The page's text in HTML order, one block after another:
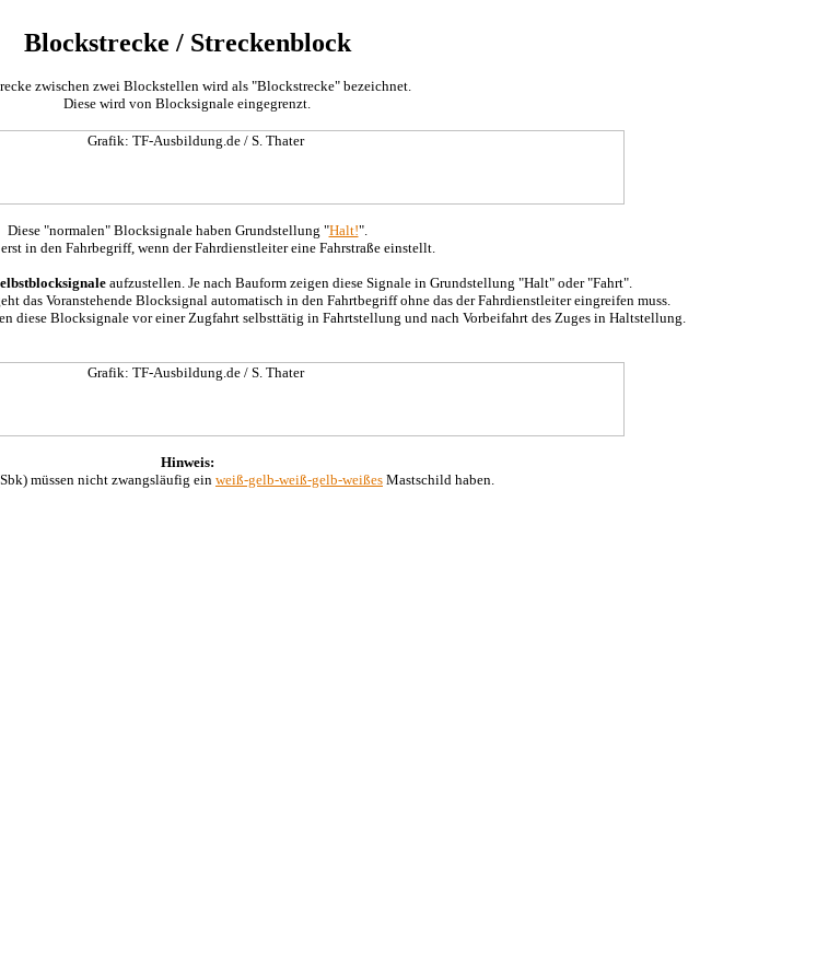
Blockstrecke / Streckenblock
zwischen zwei Blockstellen wird als "Blockstrecke" bezeichnet.
Diese wird von Blocksignale eingegrenzt.
Diese "normalen" Blocksignale haben Grundstellung "Halt!".
in den Fahrbegriff, wenn der Fahrdienstleiter eine Fahrstraße einstellt.
aufzustellen. Je nach Bauform zeigen diese Signale in Grundstellung "Halt" oder "Fahrt".
das Voranstehende Blocksignal automatisch in den Fahrtbegriff ohne das der Fahrdienstleiter eingreifen muss.
diese Blocksignale vor einer Zugfahrt selbsttätig in Fahrtstellung und nach Vorbeifahrt des Zuges in Haltstellung.
Hinweis:
müssen nicht zwangsläufig einweiß-gelb-weiß-gelb-weißes Mastschild haben.